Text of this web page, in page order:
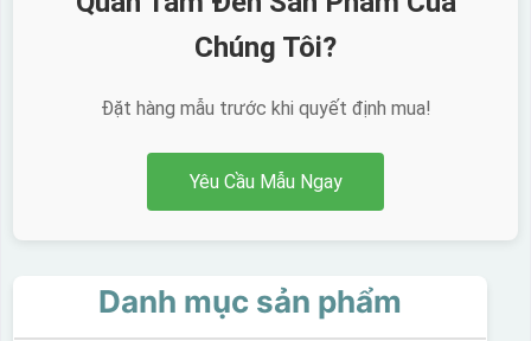
Chúng Tôi?
Đặt hàng mẫu trước khi quyết định mua!
Yêu Cầu Mẫu Ngay
Danh mục sản phẩm